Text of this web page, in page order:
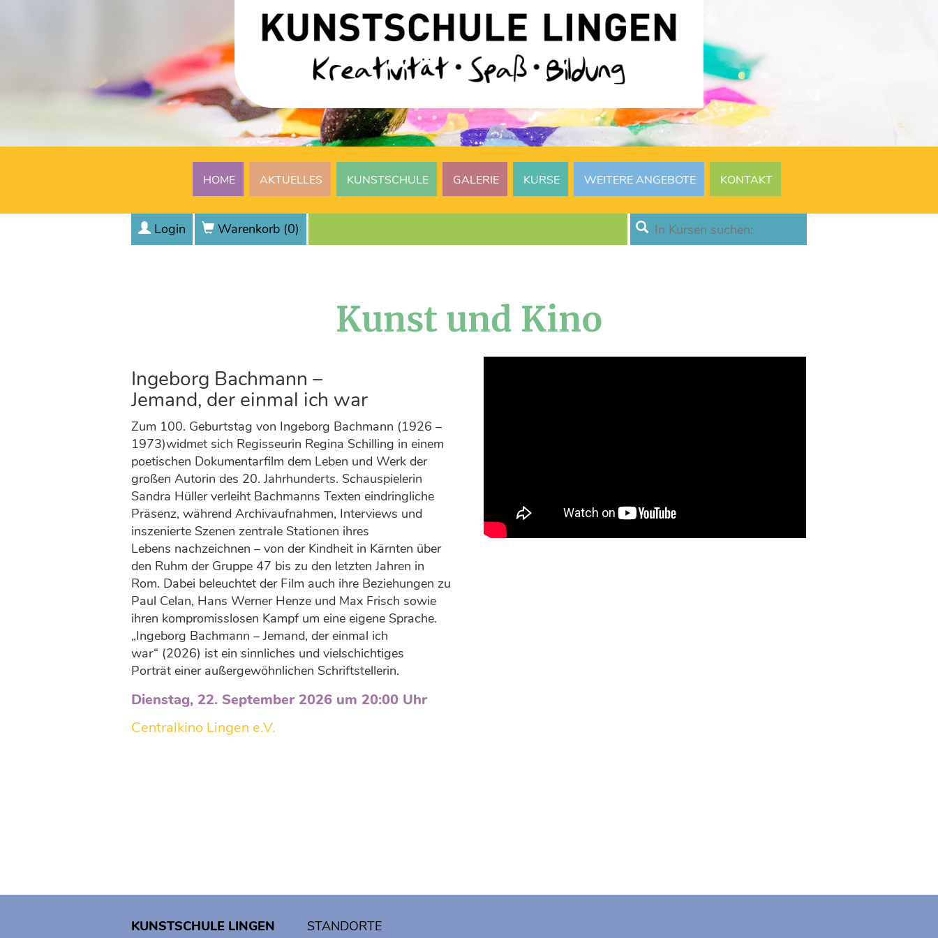
HOME AKTUELLES KUNSTSCHULE GALERIE KURSE WEITERE ANGEBOTE KONTAKT
Login Warenkorb (0)
Kunst und Kino
Ingeborg Bachmann –
Jemand, der einmal ich war
Zum 100. Geburtstag von Ingeborg Bachmann (1926 –
1973)widmet sich Regisseurin Regina Schilling in einem
poetischen Dokumentarfilm dem Leben und Werk der
großen Autorin des 20. Jahrhunderts. Schauspielerin
Sandra Hüller verleiht Bachmanns Texten eindringliche
Präsenz, während Archivaufnahmen, Interviews und
inszenierte Szenen zentrale Stationen ihres
Lebens nachzeichnen – von der Kindheit in Kärnten über
den Ruhm der Gruppe 47 bis zu den letzten Jahren in
Rom. Dabei beleuchtet der Film auch ihre Beziehungen zu
Paul Celan, Hans Werner Henze und Max Frisch sowie
ihren kompromisslosen Kampf um eine eigene Sprache.
„Ingeborg Bachmann – Jemand, der einmal ich
war“ (2026) ist ein sinnliches und vielschichtiges
Porträt einer außergewöhnlichen Schriftstellerin.
Dienstag, 22. September 2026 um 20:00 Uhr
Centralkino Lingen e.V.
KUNSTSCHULE LINGEN
STANDORTE